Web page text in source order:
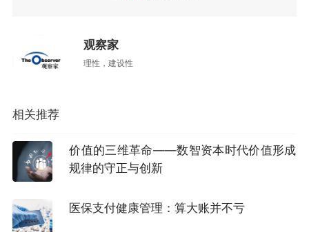
观察家
理性，建设性
相关推荐
价值的三维革命——数智资本时代价值形成
规律的守正与创新
医保支付健康管理：算大账并不亏